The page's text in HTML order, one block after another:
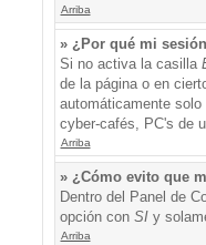
Arriba
» ¿Por qué mi
Si no activa la casilla
de la página o en
automáticamente
cyber-cafés, PC's de
Arriba
» ¿Cómo evito que
Dentro del Panel de
opción con SIy
Arriba